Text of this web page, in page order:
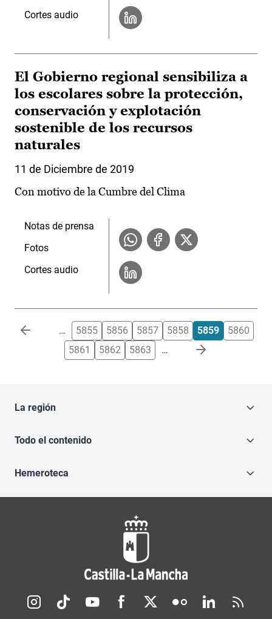
Cortes audio
El Gobierno regional sensibiliza a
los escolares sobre la protección,
conservación y explotación
sostenible de los recursos
naturales
11 de Diciembre de 2019
Con motivo de la Cumbre del Clima
Notas de prensa
Fotos
Cortes audio
Paginación … 5855 5856 5857 5858 5859
5860
5861
5862 5863 …
La región
Todo el contenido
Hemeroteca
Redes sociales JCCM